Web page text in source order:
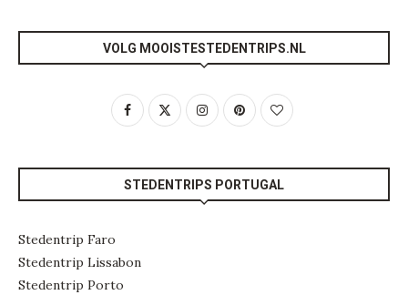
VOLG MOOISTESTEDENTRIPS.NL
STEDENTRIPS PORTUGAL
Stedentrip Faro
Stedentrip Lissabon
Stedentrip Porto